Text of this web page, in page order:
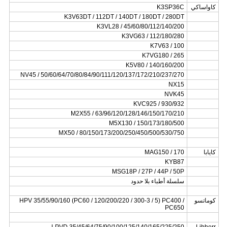
كاواساكي
K3SP36C
K3V63DT / 112DT / 140DT / 180DT / 280DT
K3VL28 / 45/60/80/112/140/200
K3VG63 / 112/180/280
K7V63 / 100
K7VG180 / 265
K5V80 / 140/160/200
NV45 / 50/60/64/70/80/84/90/111/120/137/172/210/237/270
NX15
NVK45
KVC925 / 930/932
M2X55 / 63/96/120/128/146/150/170/210
M5X130 / 150/173/180/500
MX50 / 80/150/173/200/250/450/500/530/750
كايابا
MAG150 / 170
KYB87
MSG18P / 27P / 44P / 50P
سلسلة أطباء بلا حدود
كوماتسو
HPV 35/55/90/160 (PC60 / 120/200/220 / 300-3 / 5) PC400 /
PC650